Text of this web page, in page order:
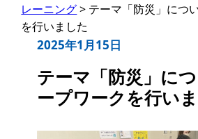
レーニング> テーマ「防災」につ
を行いました
2025年1月15日
テーマ「防災」に
ープワークを行い